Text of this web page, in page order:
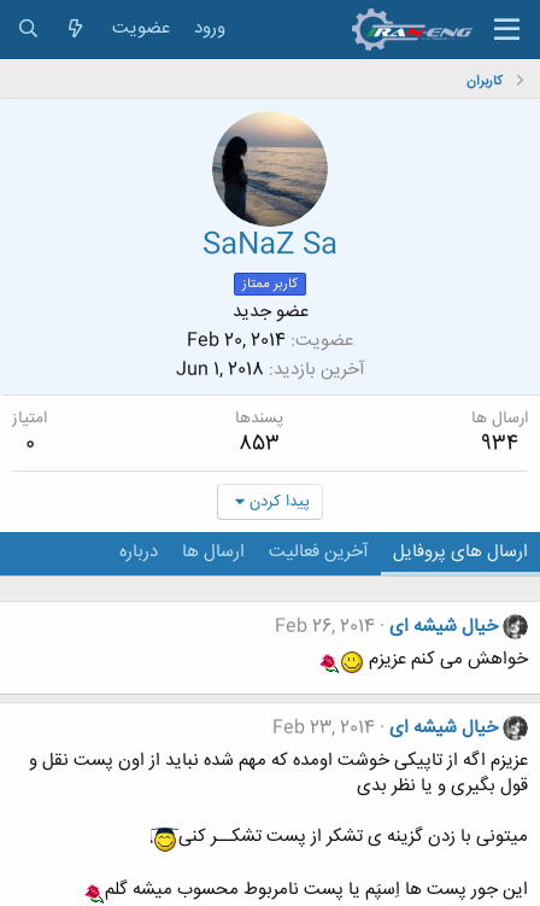
ورود عضویت
کاربران
SaNaZ Sa
کاربر ممتاز
عضو جدید
عضویت Feb 20, 2014
آخرین بازدید Jun 1, 2018
ارسال ها
934
پسندها
853
امتیاز
0
پیدا کردن
ارسال های پروفایل آخرین فعالیت ارسال ها درباره
خیال شیشه ای Feb 26, 2014
خواهش می کنم عزیزم
خیال شیشه ای Feb 23, 2014
عزیزم اگه از تاپیکی خوشت اومده که مهم شده نباید از اون پست نقل و
قول بگیری و یا نظر بدی
میتونی با زدن گزینه ی تشکر از پست تشکــر کنی
این جور پست ها اِسپَم یا پست نامربوط محسوب میشه گلم